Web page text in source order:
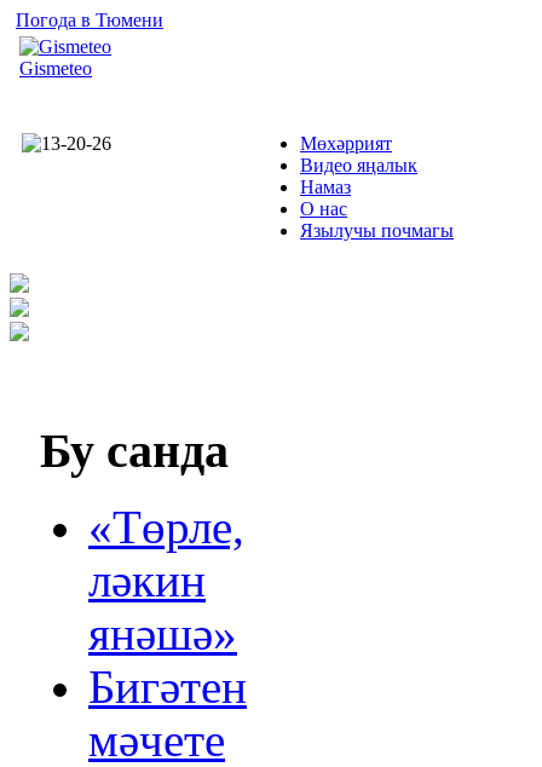
Погода в Тюмени
Gismeteo
Мөхәррият
Видео яңалык
Намаз
О нас
Язылучы почмагы
Бу санда
«Төрле,
ләкин
янәшә»
Бигәтен
мәчете